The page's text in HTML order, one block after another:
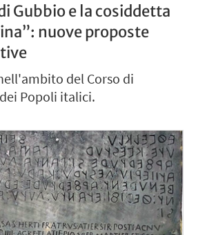
Gubbio e la cosiddetta
nuove proposte
del Corso di
Popoli italici.